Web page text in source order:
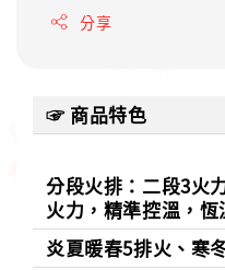
分享
☞ 商品特色
分段火排：二段3火
火力，精準控溫，
炎夏暖春5排火、寒